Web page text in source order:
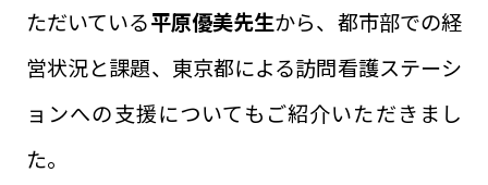
ただいている平原優美先生から、都市部での経
営状況と課題、東京都による訪問看護ステーシ
ョンへの支援についてもご紹介いただきまし
た。